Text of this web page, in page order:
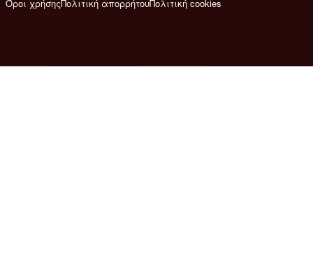
Όροι χρήσηςΠολιτική απορρήτουΠολιτική cookies